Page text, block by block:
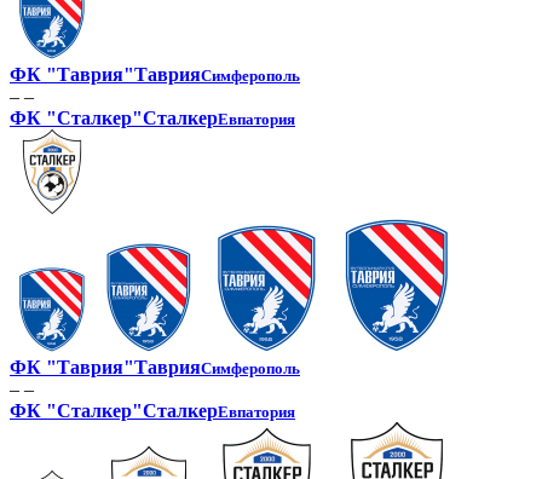
ФК "Таврия"ТаврияСимферополь
– –
ФК "Сталкер"СталкерЕвпатория
ФК "Таврия"ТаврияСимферополь
– –
ФК "Сталкер"СталкерЕвпатория